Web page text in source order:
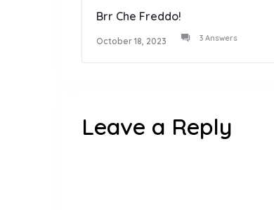
Brr Che Freddo!
October 18, 2023 3 Answers
Leave a Reply